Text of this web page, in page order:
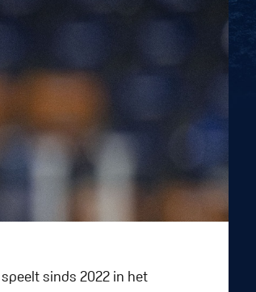
sinds 2022 in het